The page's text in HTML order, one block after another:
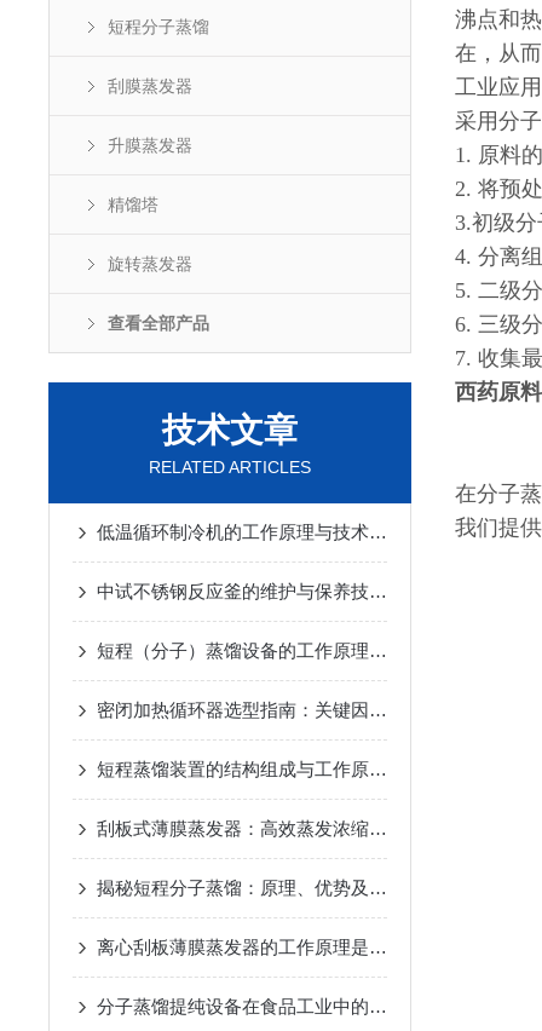
短程分子蒸馏
刮膜蒸发器
升膜蒸发器
精馏塔
旋转蒸发器
查看全部产品
技术文章
RELATED ARTICLES
低温循环制冷机的工作原理与技术优势 2025-02-14
中试不锈钢反应釜的维护与保养技巧
短程（分子）蒸馏设备的工作原理及应用
密闭加热循环器选型指南：关键因素与考量
短程蒸馏装置的结构组成与工作原理
刮板式薄膜蒸发器：高效蒸发浓缩设备的深度解析
揭秘短程分子蒸馏：原理、优势及未来发展趋势
离心刮板薄膜蒸发器的工作原理是什么？
分子蒸馏提纯设备在食品工业中的应用
沸点和
在，从
工业应
采用分
1. 原料
2. 将预
3.初级
4. 分离
5. 二级
6. 三级
7. 收集
西药原
在分子
我们提